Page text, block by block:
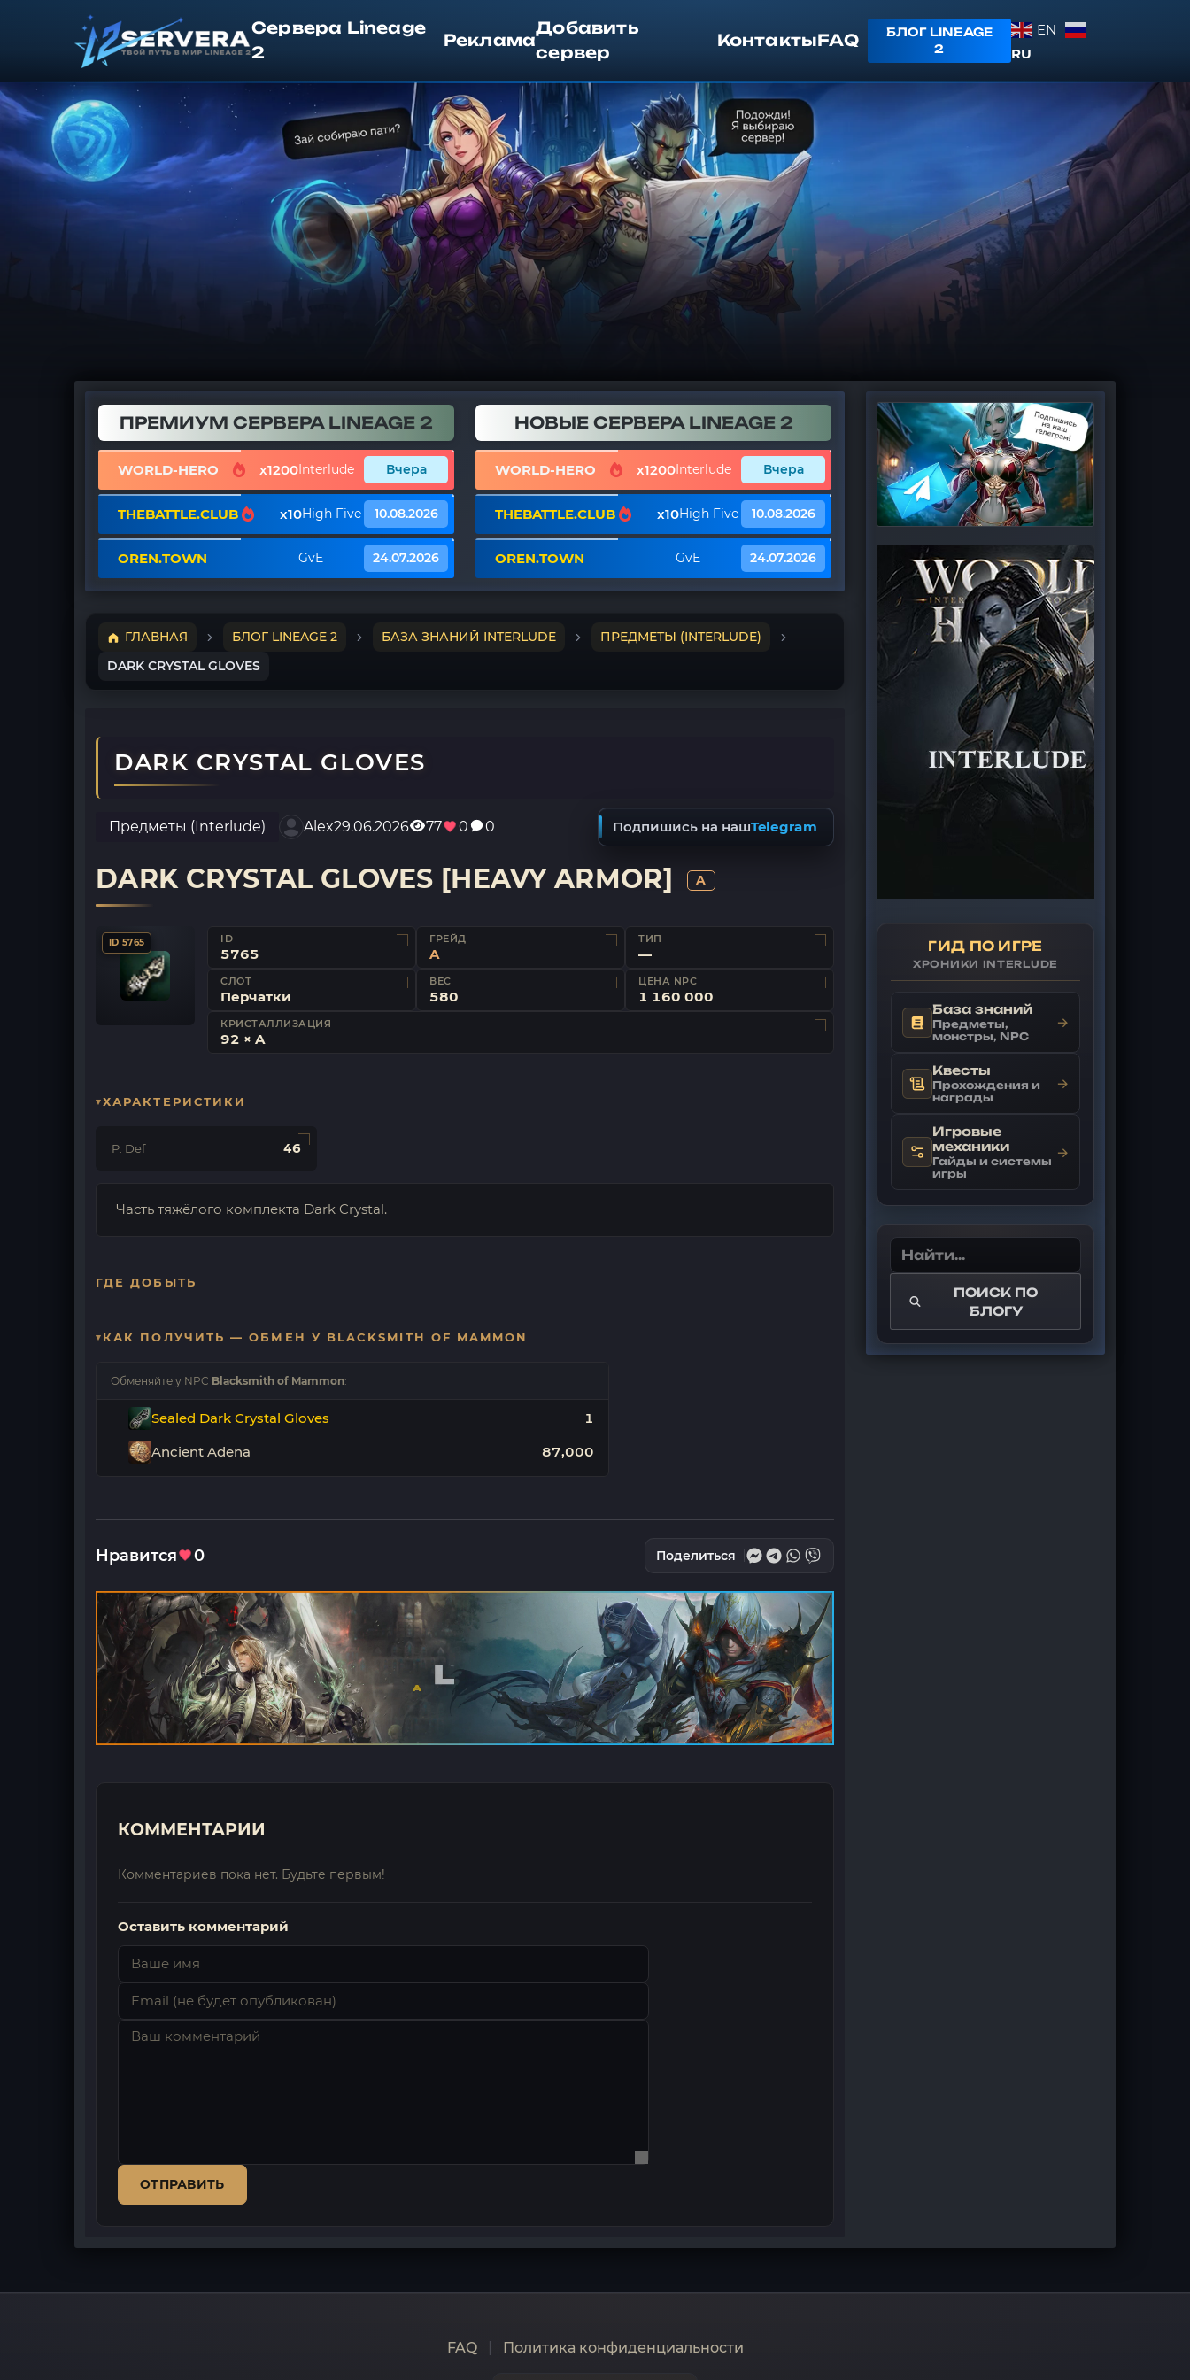
Сервера Lineage
2
Реклама
Добавить
сервер
КонтактыFAQ
БЛОГ LINEAGE
2
EN
RU
ПРЕМИУМ СЕРВЕРА LINEAGE 2
WORLD-HERO x1200Interlude Вчера
THEBATTLE.CLUB x10High Five 10.08.2026
OREN.TOWN GvE 24.07.2026
НОВЫЕ СЕРВЕРА LINEAGE 2
WORLD-HERO x1200Interlude Вчера
THEBATTLE.CLUB x10High Five 10.08.2026
OREN.TOWN GvE 24.07.2026
ГЛАВНАЯ БЛОГ LINEAGE 2 БАЗА ЗНАНИЙ INTERLUDE
ПРЕДМЕТЫ (INTERLUDE)
DARK CRYSTAL GLOVES
DARK CRYSTAL GLOVES
Предметы (Interlude) Alex29.06.2026 77 0 0 Подпишись на нашTelegram
DARK CRYSTAL GLOVES [HEAVY ARMOR] A
ID 5765 ID
5765
ГРЕЙД
A
ТИП
—
СЛОТ
Перчатки
ВЕС
580
ЦЕНА NPC
1 160 000
КРИСТАЛЛИЗАЦИЯ
92 × A
ХАРАКТЕРИСТИКИ
P. Def 46
Часть тяжёлого комплекта Dark Crystal.
ГДЕ ДОБЫТЬ
КАК ПОЛУЧИТЬ — ОБМЕН У BLACKSMITH OF MAMMON
Обменяйте у NPC Blacksmith of Mammon:
Sealed Dark Crystal Gloves 1
Ancient Adena 87,000
Нравится 0 Поделиться
КОММЕНТАРИИ
Комментариев пока нет. Будьте первым!
Оставить комментарий
ОТПРАВИТЬ
ГИД ПО ИГРЕ
ХРОНИКИ INTERLUDE
База знаний
Предметы,
монстры, NPC
→
Квесты
Прохождения и
награды
→
Игровые
механики
Гайды и системы
игры
→
ПОИСК ПО
БЛОГУ
FAQ Политика конфиденциальности